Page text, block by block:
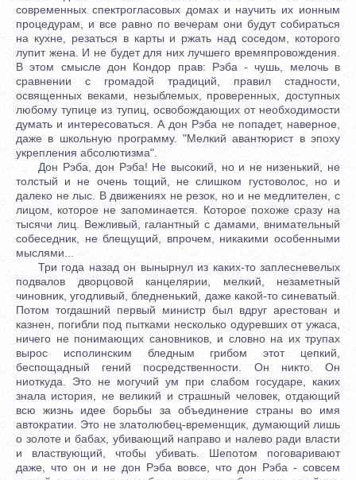
современных спектрогласовых домах и научить их ионным
процедурам, и все равно по вечерам они будут собираться
на кухне, резаться в карты и ржать над соседом, которого
лупит жена. И не будет для них лучшего времяпровождения.
В этом смысле дон Кондор прав: Рэба - чушь, мелочь в
сравнении с громадой традиций, правил стадности,
освященных веками, незыблемых, проверенных, доступных
любому тупице из тупиц, освобождающих от необходимости
думать и интересоваться. А дон Рэба не попадет, наверное,
даже в школьную программу. "Мелкий авантюрист в эпоху
укрепления абсолютизма".
Дон Рэба, дон Рэба! Не высокий, но и не низенький, не
толстый и не очень тощий, не слишком густоволос, но и
далеко не лыс. В движениях не резок, но и не медлителен, с
лицом, которое не запоминается. Которое похоже сразу на
тысячи лиц. Вежливый, галантный с дамами, внимательный
собеседник, не блещущий, впрочем, никакими особенными
мыслями...
Три года назад он вынырнул из каких-то заплесневелых
подвалов дворцовой канцелярии, мелкий, незаметный
чиновник, угодливый, бледненький, даже какой-то синеватый.
Потом тогдашний первый министр был вдруг арестован и
казнен, погибли под пытками несколько одуревших от ужаса,
ничего не понимающих сановников, и словно на их трупах
вырос исполинским бледным грибом этот цепкий,
беспощадный гений посредственности. Он никто. Он
ниоткуда. Это не могучий ум при слабом государе, каких
знала история, не великий и страшный человек, отдающий
всю жизнь идее борьбы за объединение страны во имя
автократии. Это не златолюбец-временщик, думающий лишь
о золоте и бабах, убивающий направо и налево ради власти
и властвующий, чтобы убивать. Шепотом поговаривают
даже, что он и не дон Рэба вовсе, что дон Рэба - совсем